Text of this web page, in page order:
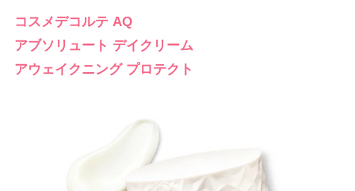
コスメデコルテ AQ
アブソリュート デイクリーム
アウェイクニング プロテクト